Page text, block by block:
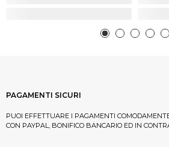
PAGAMENTI SICURI
PUOI EFFETTUARE I PAGAMENTI
CON PAYPAL, BONIFICO BANCARIO ED IN